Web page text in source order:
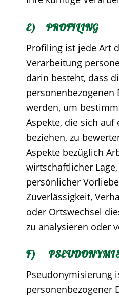
E) PROFILING
Profiling ist jede Art
Verarbeitung
darin besteht, dass
personenbezogenen
werden, um
Aspekte, die sich
beziehen, zu
Aspekte bezüglich
wirtschaftlicher
persönlicher
Zuverlässigkeit,
oder Ortswechsel
zu analysieren oder
F)
Pseudonymisierung
personenbezogener